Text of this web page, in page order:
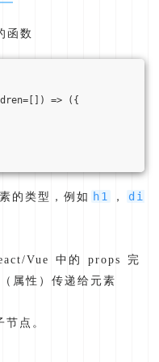
函数
) => ({
的类型，例如 h1 ，
di
Vue 中的 props 完
属性）传递给元素
点。